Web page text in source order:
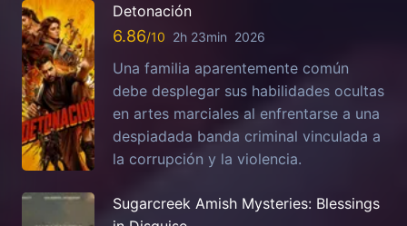
Detonación
6.86 2h 23min 2026
Una familia aparentemente común
debe desplegar sus habilidades ocultas
en artes marciales al enfrentarse a una
despiadada banda criminal vinculada a
la corrupción y la violencia.
Sugarcreek Amish Mysteries: Blessings